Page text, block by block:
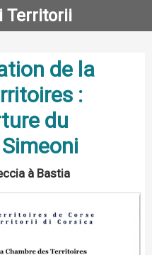
Territorii
de la
:
du
à Bastia